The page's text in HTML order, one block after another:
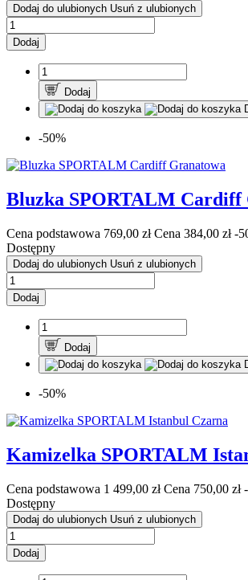
Dodaj do ulubionych Usuń z ulubionych
Dodaj
Dodaj
-50%
Bluzka SPORTALM Cardiff
Cena podstawowa 769,00 zł Cena 384,00 zł -
Dostępny
Dodaj do ulubionych Usuń z ulubionych
Dodaj
Dodaj
-50%
Kamizelka SPORTALM
Cena podstawowa 1 499,00 zł Cena 750,00 zł
Dostępny
Dodaj do ulubionych Usuń z ulubionych
Dodaj